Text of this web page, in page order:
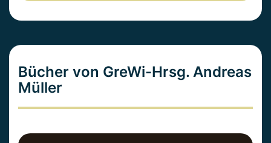
Bücher von GreWi-Hrsg. Andreas
Müller